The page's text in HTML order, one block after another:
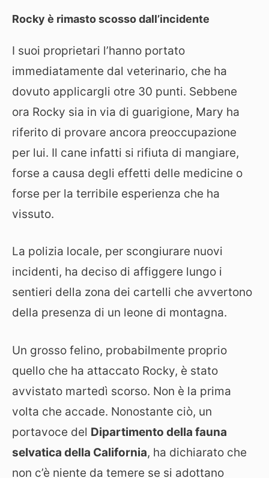
Rocky è rimasto scosso dall’incidente
I suoi proprietari l’hanno portato
immediatamente dal veterinario, che ha
dovuto applicargli otre 30 punti. Sebbene
ora Rocky sia in via di guarigione, Mary ha
riferito di provare ancora preoccupazione
per lui. Il cane infatti si rifiuta di mangiare,
forse a causa degli effetti delle medicine o
forse per la terribile esperienza che ha
vissuto.
La polizia locale, per scongiurare nuovi
incidenti, ha deciso di affiggere lungo i
sentieri della zona dei cartelli che avvertono
della presenza di un leone di montagna.
Un grosso felino, probabilmente proprio
quello che ha attaccato Rocky, è stato
avvistato martedì scorso. Non è la prima
volta che accade. Nonostante ciò, un
portavoce del Dipartimento della fauna
selvatica della California, ha dichiarato che
non c’è niente da temere se si adottano